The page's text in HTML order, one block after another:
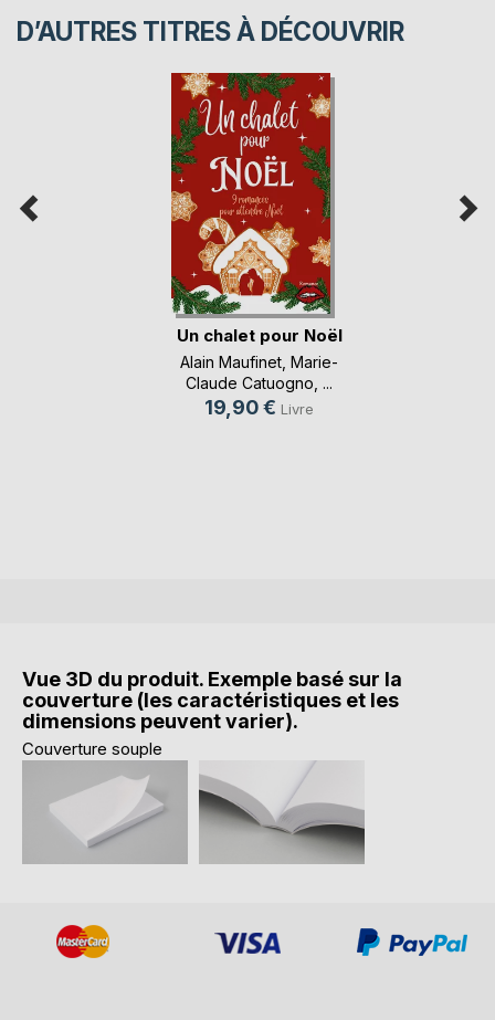
D’AUTRES TITRES À DÉCOUVRIR
Un chalet pour Noël
Alain Maufinet Marie-
Claude Catuogno , ...
19,90 € Livre
Vue 3D du produit. Exemple basé sur la
couverture (les caractéristiques et les
dimensions peuvent varier).
Couverture souple